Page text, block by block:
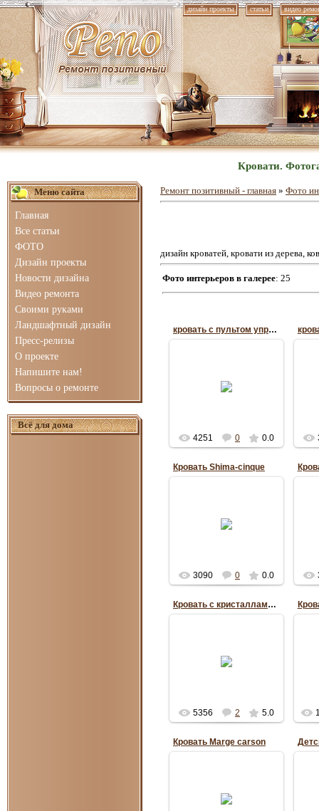
дизайн проекты статьи видео
Кровати.
Меню сайта
Главная
Все статьи
ФОТО
Дизайн проекты
Новости дизайна
Видео ремонта
Своими руками
Ландшафтный дизайн
Пресс-релизы
О проекте
Напишите нам!
Вопросы о ремонте
Всё для дома
Ремонт позитивный - главная » Фото
дизайн кроватей, кровати из дерева,
Фото интерьеров в галерее: 25
кровать с пультом управления
кровать с
дистанционным
4251
0 0.0
Кровать Shima-cinque
Navone Paola. Размеры
3090
0 0.0
Кровать с кристаллами Swarovski
5356 2 5.0
Кровать Marge carson
фабрики Marge Carson